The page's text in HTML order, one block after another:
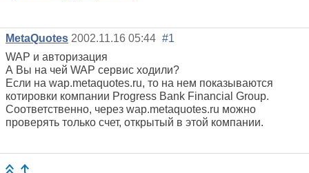
MetaQuotes 2002.11.16 05:44 #1
WAP и авторизация
А Вы на чей WAP сервис ходили?
Если на wap.metaquotes.ru, то на нем показываются
котировки компании Progress Bank Financial Group.
Соответственно, через wap.metaquotes.ru можно
проверять только счет, открытый в этой компании.